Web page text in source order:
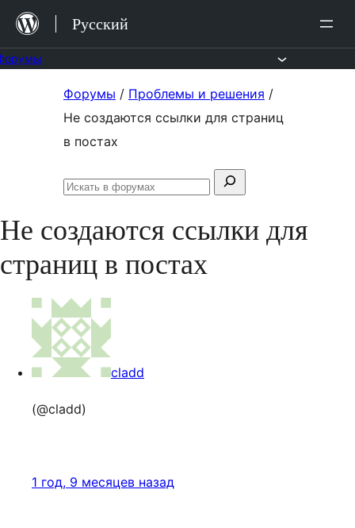
Перейти
содержимому
Русский
содержимому
Форумы / Проблемы и решения /
Не создаются ссылки для страниц
в постах
Поиск:
Искать
Не создаются ссылки для
страниц в постах
cladd
(@cladd)
1 год, 9 месяцев назад